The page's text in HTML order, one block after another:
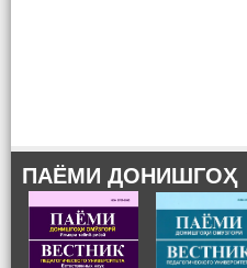
ПАЁМИ ДОНИШГОҲ